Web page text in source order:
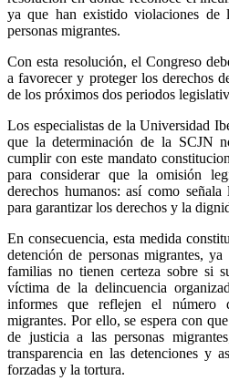
ya que han existido violaciones de
personas migrantes.
Con esta resolución, el Congreso
a favorecer y proteger los derechos
de los próximos dos periodos
Los especialistas de la Universidad
que la determinación de la SCJN
cumplir con este mandato
para considerar que la omisión
derechos humanos: así como
para garantizar los derechos y la
En consecuencia, esta medida
detención de personas migrantes,
familias no tienen certeza sobre si
víctima de la delincuencia
informes que reflejen el número
migrantes. Por ello, se espera con
de justicia a las personas
transparencia en las detenciones y
forzadas y la tortura.